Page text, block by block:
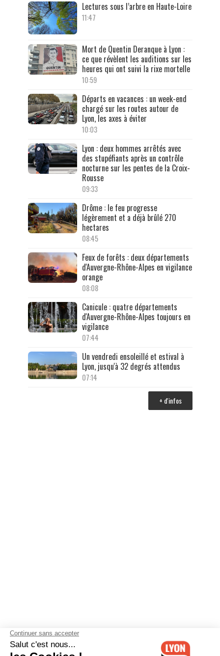
Lectures sous l’arbre en Haute-Loire
11:47
Mort de Quentin Deranque à Lyon :
ce que révèlent les auditions sur les
heures qui ont suivi la rixe mortelle
10:59
Départs en vacances : un week-end
chargé sur les routes autour de
Lyon, les axes à éviter
10:03
Lyon : deux hommes arrêtés avec
des stupéfiants après un contrôle
nocturne sur les pentes de la Croix-
Rousse
09:33
Drôme : le feu progresse
légèrement et a déjà brûlé 270
hectares
08:45
Feux de forêts : deux départements
d'Auvergne-Rhône-Alpes en vigilance
orange
08:08
Canicule : quatre départements
d'Auvergne-Rhône-Alpes toujours en
vigilance
07:44
Un vendredi ensoleillé et estival à
Lyon, jusqu'à 32 degrés attendus
07:14
+ d'infos